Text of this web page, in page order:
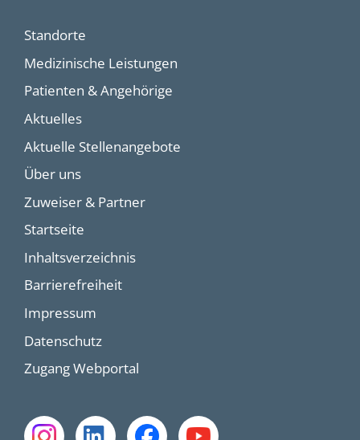
Standorte
Medizinische Leistungen
Patienten & Angehörige
Aktuelles
Aktuelle Stellenangebote
Über uns
Zuweiser & Partner
Startseite
Inhaltsverzeichnis
Barrierefreiheit
Impressum
Datenschutz
Zugang Webportal